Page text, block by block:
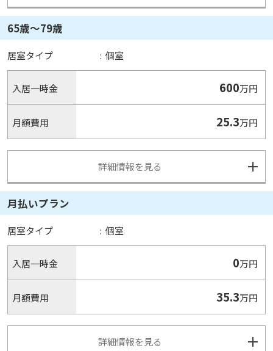
65歳〜79歳
居室タイプ : 個室
入居一時金 600万円
月額費用 25.3万円
詳細情報を見る
月払いプラン
居室タイプ : 個室
入居一時金 0万円
月額費用 35.3万円
詳細情報を見る